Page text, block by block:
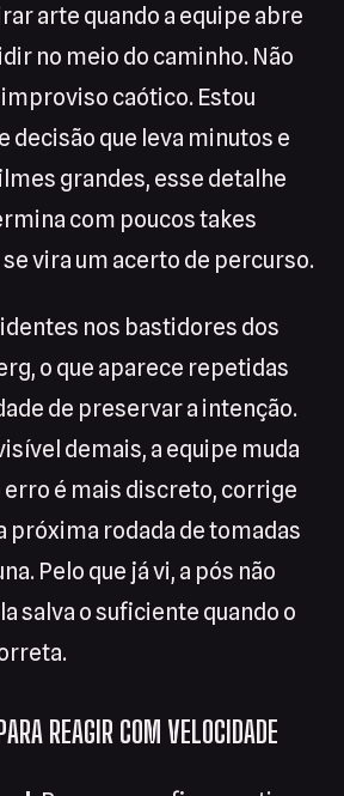
arte quando a equipe abre
no meio do caminho. Não
caótico. Estou
decisão que leva minutos e
grandes, esse detalhe
com poucos takes
vira um acerto de percurso.
nos bastidores dos
o que aparece repetidas
de preservar a intenção.
demais, a equipe muda
erro é mais discreto, corrige
próxima rodada de tomadas
Pelo que já vi, a pós não
salva o suficiente quando o
REAGIR COM VELOCIDADE